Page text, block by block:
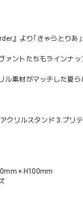
』より｢きゃらとりあ
ァントたちもラインナ
ル素材がマッチした夏
クリルスタンド 3.プリ
× H100mm